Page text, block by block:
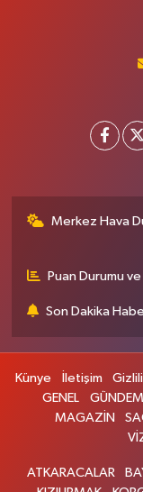
Merkez Hava
Puan Durumu
Son Dakika
Künye İletişim
GENEL
GÜNDEM
MAGAZİN
ATKARACALAR